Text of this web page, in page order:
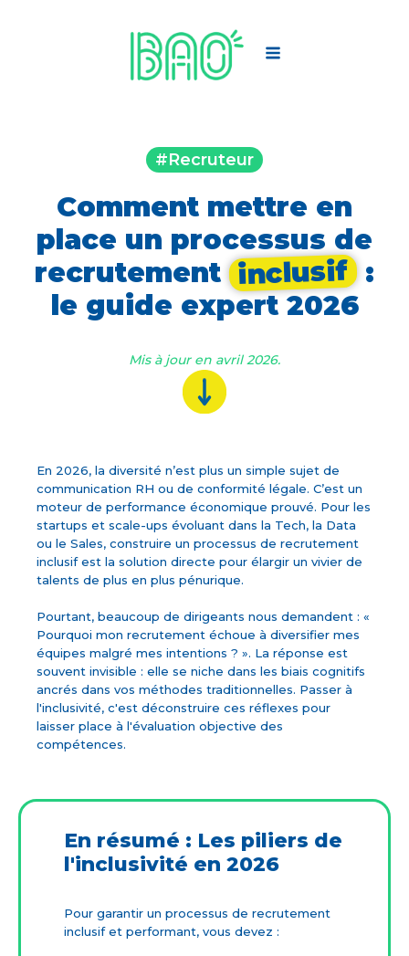
#Recruteur
Comment mettre en
place un processus de
recrutement inclusif :
le guide expert 2026
Mis à jour en avril 2026.
En 2026, la diversité n’est plus un simple sujet de
communication RH ou de conformité légale. C’est un
moteur de performance économique prouvé. Pour les
startups et scale-ups évoluant dans la Tech, la Data
ou le Sales, construire un processus de recrutement
inclusif est la solution directe pour élargir un vivier de
talents de plus en plus pénurique.
Pourtant, beaucoup de dirigeants nous demandent : «
Pourquoi mon recrutement échoue à diversifier mes
équipes malgré mes intentions ? ». La réponse est
souvent invisible : elle se niche dans les biais cognitifs
ancrés dans vos méthodes traditionnelles. Passer à
l'inclusivité, c'est déconstruire ces réflexes pour
laisser place à l'évaluation objective des
compétences.
En résumé : Les piliers de
l'inclusivité en 2026
Pour garantir un processus de recrutement
inclusif et performant, vous devez :